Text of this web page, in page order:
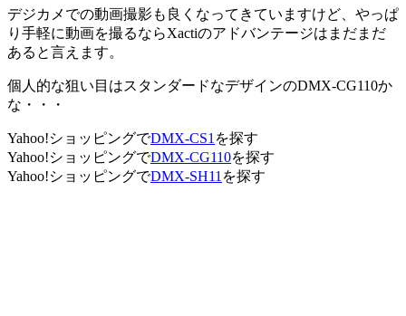
デジカメでの動画撮影も良くなってきていますけど、やっぱ
り手軽に動画を撮るならXactiのアドバンテージはまだまだ
あると言えます。
個人的な狙い目はスタンダードなデザインのDMX-CG110か
な・・・
Yahoo!ショッピングでDMX-CS1 を探す
Yahoo!ショッピングでDMX-CG110を探す
Yahoo!ショッピングでDMX-SH11 を探す